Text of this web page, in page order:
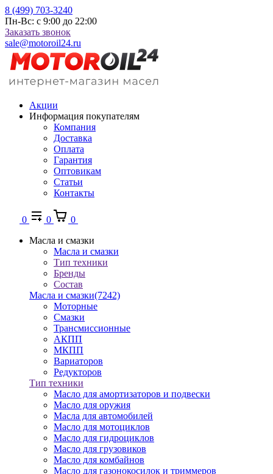
8 (499) 703-3240
Пн-Вс: с 9:00 до 22:00
Заказать звонок
sale@motoroil24.ru
Акции
Информация покупателям
Компания
Доставка
Оплата
Гарантия
Оптовикам
Статьи
Контакты
0 0
0
Масла и смазки
Масла и смазки
Тип техники
Бренды
Состав
Масла и смазки(7242)
Моторные
Смазки
Трансмиссионные
АКПП
МКПП
Вариаторов
Редукторов
Тип техники
Масло для амортизаторов и подвески
Масло для оружия
Масла для автомобилей
Масло для мотоциклов
Масло для гидроциклов
Масло для грузовиков
Масло для комбайнов
Масло для газонокосилок и триммеров